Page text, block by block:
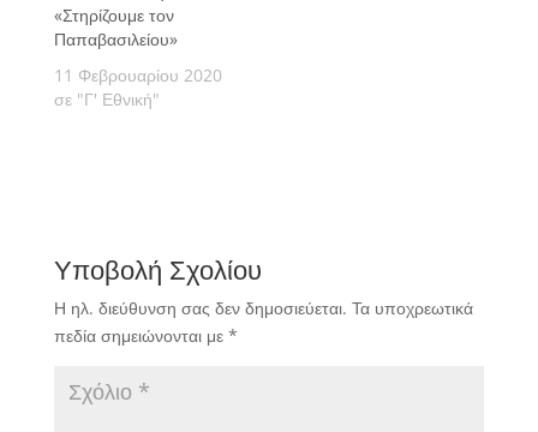
«Στηρίζουμε τον
Παπαβασιλείου»
11 Φεβρουαρίου 2020
σε "Γ' Εθνική"
Υποβολή Σχολίου
Η ηλ. διεύθυνση σας δεν δημοσιεύεται. Τα υποχρεωτικά
πεδία σημειώνονται με *